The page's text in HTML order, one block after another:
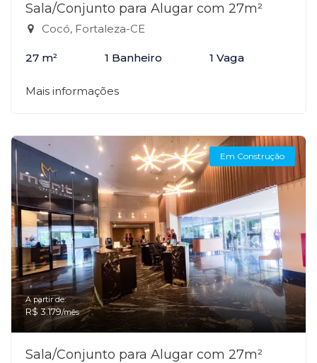
Sala/Conjunto para Alugar com 27m²
Cocó, Fortaleza-CE
27 m² 1 Banheiro 1 Vaga
Mais informações
Em Construção
A partir de:
R$ 3.179/mês
Sala/Conjunto para Alugar com 27m²